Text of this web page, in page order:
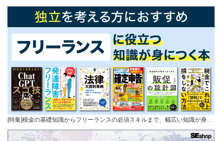
[特集]税金の基礎知識からフリーランスの必須スキルまで、幅広い知識が身…